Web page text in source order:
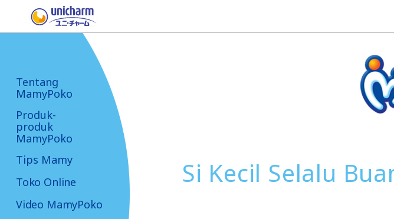
Tentang
MamyPoko
Produk-
produk
MamyPoko
Tips Mamy
Toko Online
Video MamyPoko
Si Kecil Selalu